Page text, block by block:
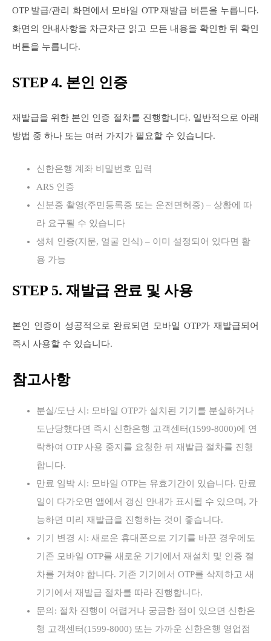
OTP 발급/관리 화면에서 모바일 OTP 재발급 버튼을 누릅니다.
화면의 안내사항을 차근차근 읽고 모든 내용을 확인한 뒤 확인
버튼을 누릅니다.
STEP 4. 본인 인증
재발급을 위한 본인 인증 절차를 진행합니다. 일반적으로 아래
방법 중 하나 또는 여러 가지가 필요할 수 있습니다.
신한은행 계좌 비밀번호 입력
ARS 인증
신분증 촬영(주민등록증 또는 운전면허증) – 상황에 따
라 요구될 수 있습니다
생체 인증(지문, 얼굴 인식) – 이미 설정되어 있다면 활
용 가능
STEP 5. 재발급 완료 및 사용
본인 인증이 성공적으로 완료되면 모바일 OTP가 재발급되어
즉시 사용할 수 있습니다.
참고사항
분실/도난 시: 모바일 OTP가 설치된 기기를 분실하거나
도난당했다면 즉시 신한은행 고객센터(1599-8000)에 연
락하여 OTP 사용 중지를 요청한 뒤 재발급 절차를 진행
합니다.
만료 임박 시: 모바일 OTP는 유효기간이 있습니다. 만료
일이 다가오면 앱에서 갱신 안내가 표시될 수 있으며, 가
능하면 미리 재발급을 진행하는 것이 좋습니다.
기기 변경 시: 새로운 휴대폰으로 기기를 바꾼 경우에도
기존 모바일 OTP를 새로운 기기에서 재설치 및 인증 절
차를 거쳐야 합니다. 기존 기기에서 OTP를 삭제하고 새
기기에서 재발급 절차를 따라 진행합니다.
문의: 절차 진행이 어렵거나 궁금한 점이 있으면 신한은
행 고객센터(1599-8000) 또는 가까운 신한은행 영업점